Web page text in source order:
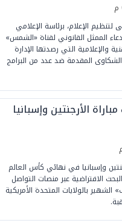
الإعلام، برئاسة الإعلامي
الممثل القانوني لقناة «الشمس»
والإعلامية التي رصدتها الإدارة
المقدمة ضد عدد من البرامج
الأرجنتين وإسبانيا
وإسبانيا في نهائي كأس العالم
البحث الافتراضية عبر منصات التواصل
بالولايات المتحدة الأمريكية